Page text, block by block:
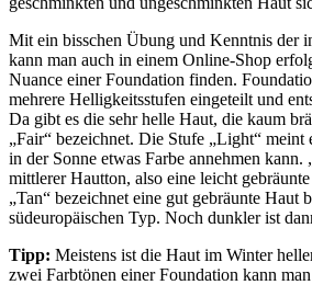
Mit ein bisschen Übung und Kenntnis der
kann man auch in einem Online-Shop
Nuance einer Foundation finden.
mehrere Helligkeitsstufen eingeteilt und
Da gibt es die sehr helle Haut, die kaum
„Fair“ bezeichnet. Die Stufe „Light“ meint
in der Sonne etwas Farbe annehmen kann.
mittlerer Hautton, also eine leicht
„Tan“ bezeichnet eine gut gebräunte Haut
südeuropäischen Typ. Noch dunkler ist
Tipp: Meistens ist die Haut im Winter
zwei Farbtönen einer Foundation kann